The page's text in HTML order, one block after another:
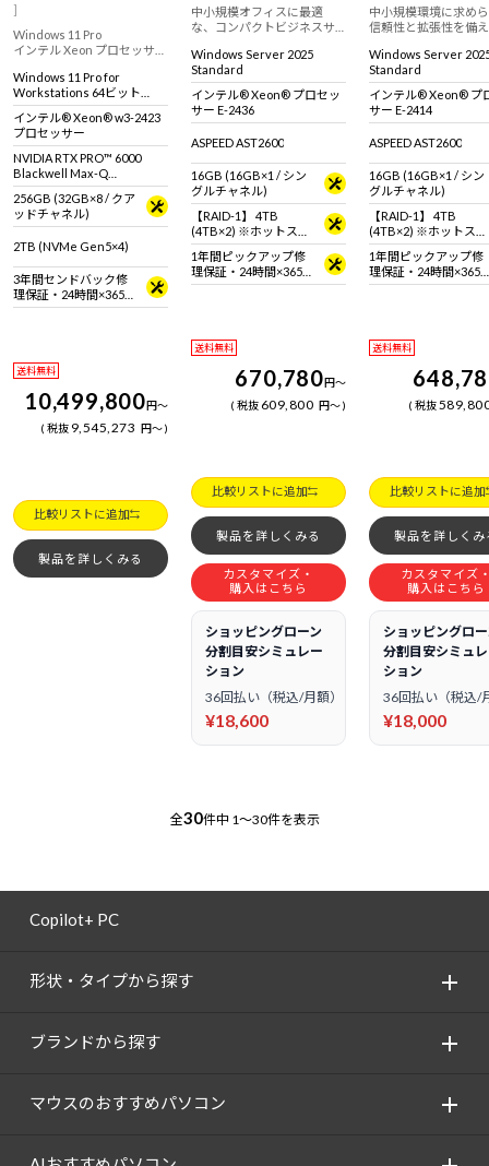
]
Windows 11 Pro
インテル Xeon プロセッサー
向けのパフォーマンスを発
揮するNVIDIA RTX PRO 6000
採用のクリエイター向けワ
ークステーション。
Windows 11 Pro for
Workstations 64ビット
(DSP)
インテル® Xeon® w3-2423
プロセッサー
NVIDIA RTX PRO™ 6000
Blackwell Max-Q
Workstation Edition × 2基
256GB (32GB×8 / クア
ッドチャネル)
2TB (NVMe Gen5×4)
3年間センドバック修
理保証・24時間×365
日電話サポート
送料無料
10,499,800円～
税抜 9,545,273 円～
比較リストに追加
製品を詳しくみる
中小規模オフィスに最適
な、コンパクトビジネスサ
Windows Server 2025
Standard
インテル® Xeon® プロセッ
サー E-2436
ASPEED AST2600
16GB (16GB×1 / シン
グルチャネル)
【RAID-1】 4TB
(4TB×2) ※ホットスワ
ップ対応
1年間ピックアップ修
理保証・24時間×365
日電話サポート
送料無料
670,780円～
税抜 609,800 円～
比較リストに追加
製品を詳しくみる
カスタマイズ・
購入はこちら
ショッピングローン
分割目安シミュレー
ション
36回払い（税込/月額）
¥18,600
中小規模環境に求め
信頼性と拡張性を備
Windows Server
Standard
インテル® Xeon® プ
サー E-2414
ASPEED AST2600
16GB (16GB×1 / シン
グルチャネル)
【RAID-1】 4TB
(4TB×2) ※ホットスワ
ップ対応
1年間ピックアップ修
理保証・24時間×365
日電話サポート
送料無料
税抜
比較リストに追加
製品を詳しくみ
カスタマイズ
購入はこちら
ショッピングロ
分割目安シミュ
ション
36回払い（税込/
¥18,000
全30件中 1～30件を表示
Copilot+ PC
形状・タイプから探す
ブランドから探す
マウスのおすすめパソコン